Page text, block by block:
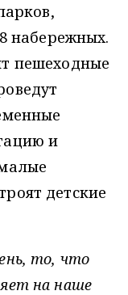
набережных.
пешеходные
и
детские
то, что
на наше